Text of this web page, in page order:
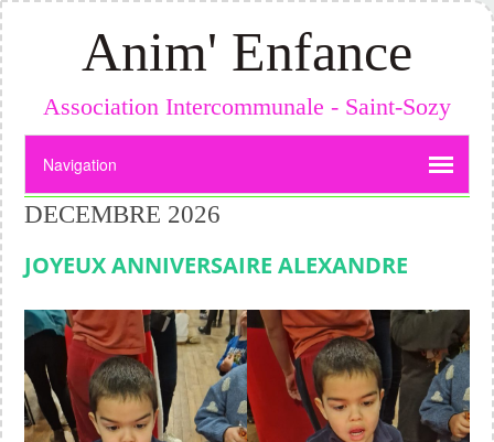
Anim' Enfance
Association Intercommunale - Saint-Sozy
DECEMBRE 2026
JOYEUX ANNIVERSAIRE ALEXANDRE